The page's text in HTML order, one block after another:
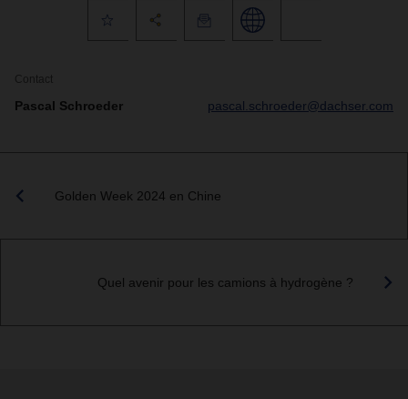
Contact
Pascal Schroeder pascal.schroeder@dachser.com
Golden Week 2024 en Chine
Quel avenir pour les camions à hydrogène ?